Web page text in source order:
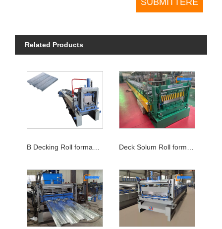
Related Products